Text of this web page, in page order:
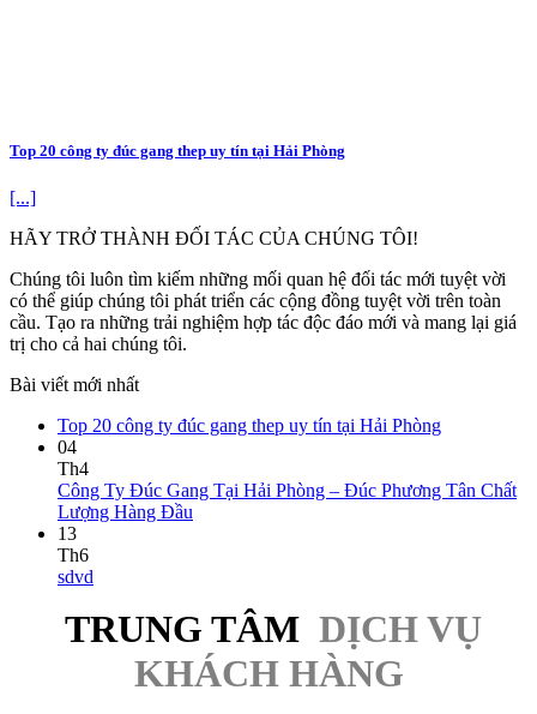
Top 20 công ty đúc gang thep uy tín tại Hải Phòng
[...]
HÃY TRỞ THÀNH ĐỐI TÁC CỦA CHÚNG TÔI!
Chúng tôi luôn tìm kiếm những mối quan hệ đối tác mới tuyệt vời
có thể giúp chúng tôi phát triển các cộng đồng tuyệt vời trên toàn
cầu. Tạo ra những trải nghiệm hợp tác độc đáo mới và mang lại giá
trị cho cả hai chúng tôi.
Bài viết mới nhất
Top 20 công ty đúc gang thep uy tín tại Hải Phòng
04
Th4
Công Ty Đúc Gang Tại Hải Phòng – Đúc Phương Tân Chất
Lượng Hàng Đầu
13
Th6
sdvd
TRUNG TÂM DỊCH VỤ
KHÁCH HÀNG